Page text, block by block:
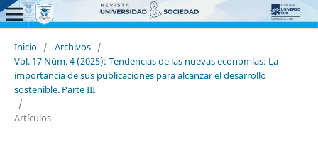
Inicio / Archivos /
Vol. 17 Núm. 4 (2025): Tendencias de las nuevas economías: La
importancia de sus publicaciones para alcanzar el desarrollo
sostenible. Parte III
/
Artículos